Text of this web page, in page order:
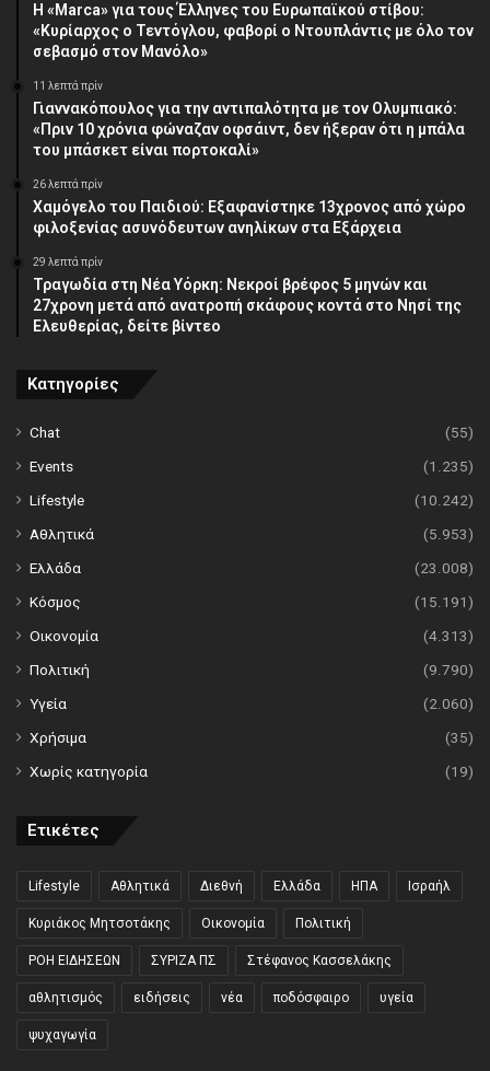
Η «Marca» για τους Έλληνες του Ευρωπαϊκού στίβου:
«Κυρίαρχος ο Τεντόγλου, φαβορί ο Ντουπλάντις με όλο τον
σεβασμό στον Μανόλο»
11 λεπτά πρίν
Γιαννακόπουλος για την αντιπαλότητα με τον Ολυμπιακό:
«Πριν 10 χρόνια φώναζαν οφσάιντ, δεν ήξεραν ότι η μπάλα
του μπάσκετ είναι πορτοκαλί»
26 λεπτά πρίν
Χαμόγελο του Παιδιού: Εξαφανίστηκε 13χρονος από χώρο
φιλοξενίας ασυνόδευτων ανηλίκων στα Εξάρχεια
29 λεπτά πρίν
Τραγωδία στη Νέα Υόρκη: Νεκροί βρέφος 5 μηνών και
27χρονη μετά από ανατροπή σκάφους κοντά στο Νησί της
Ελευθερίας, δείτε βίντεο
Κατηγορίες
Chat
(55)
Events
(1.235)
Lifestyle
(10.242)
Αθλητικά
(5.953)
Ελλάδα
(23.008)
Κόσμος
(15.191)
Οικονομία
(4.313)
Πολιτική
(9.790)
Υγεία
(2.060)
Χρήσιμα
(35)
Χωρίς κατηγορία
(19)
Ετικέτες
Lifestyle Αθλητικά Διεθνή Ελλάδα ΗΠΑ Ισραήλ
Κυριάκος Μητσοτάκης Οικονομία Πολιτική
ΡΟΗ ΕΙΔΗΣΕΩΝ ΣΥΡΙΖΑ ΠΣ Στέφανος Κασσελάκης
αθλητισμός ειδήσεις νέα ποδόσφαιρο υγεία
ψυχαγωγία